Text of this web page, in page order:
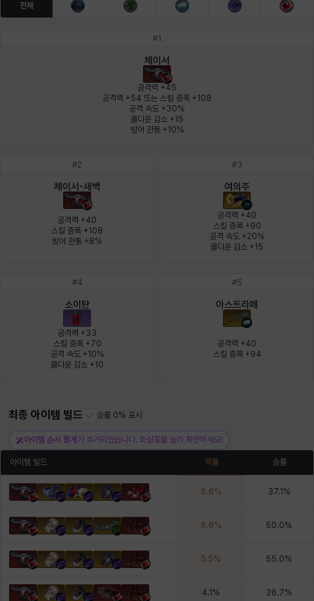
아야 아이솔 아이작 알렉스 알론소 얀
유스티나 유키
이안 재키
카밀로 캐시
크레이버 타지아
펠릭스 피올로
헤이즈 헨리 현우
전체
#1
체이서
공격력 +45
공격력 +54 또는 스킬 증폭 +108
공격 속도 +30%
쿨다운 감소 +15
방어 관통 +10%
#2
체이서-새벽
공격력 +40
스킬 증폭 +108
방어 관통 +8%
#3
여의주
공격력 +40
스킬 증폭 +90
공격 속도 +20%
쿨다운 감소 +15
#4
소이탄
공격력 +33
스킬 증폭 +70
공격 속도 +10%
쿨다운 감소 +10
#5
아스트라페
공격력 +40
스킬 증폭 +94
최종 아이템 빌드 승률 0% 표시
아이템 순서 통계 가 추가되었습니다. 화살표를 눌러 확인하세요!
아이템 빌드 픽률 승률
9.6% 37.1 %
6.6% 50.0%
5.5% 55.0%
4.1 % 26.7%